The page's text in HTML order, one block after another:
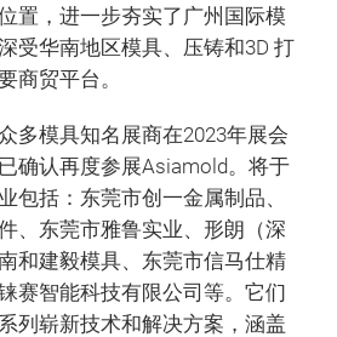
置，进一步夯实了广州国际模
受华南地区模具、压铸和3D 打
商贸平台。
多模具知名展商在2023年展会
确认再度参展Asiamold。将于
包括：东莞市创一金属制品、
、东莞市雅鲁实业、形朗（深
和建毅模具、东莞市信马仕精
赛智能科技有限公司等。它们
列崭新技术和解决方案，涵盖